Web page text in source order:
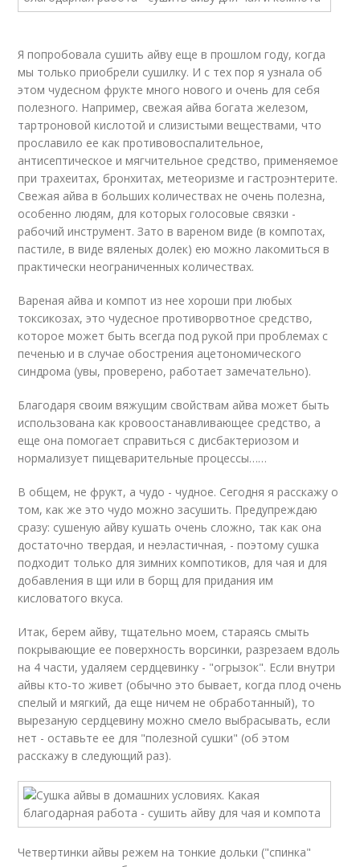
Я попробовала сушить айву еще в прошлом году, когда
мы только приобрели сушилку. И с тех пор я узнала об
этом чудесном фрукте много нового и очень для себя
полезного. Например, свежая айва богата железом,
тартроновой кислотой и слизистыми веществами, что
прославило ее как противовоспалительное,
антисептическое и мягчительное средство, применяемое
при трахеитах, бронхитах, метеоризме и гастроэнтерите.
Свежая айва в больших количествах не очень полезна,
особенно людям, для которых голосовые связки -
рабочий инструмент. Зато в вареном виде (в компотах,
пастиле, в виде вяленых долек) ею можно лакомиться в
практически неограниченных количествах.
Вареная айва и компот из нее хороши при любых
токсикозах, это чудесное противорвотное средство,
которое может быть всегда под рукой при проблемах с
печенью и в случае обострения ацетономического
синдрома (увы, проверено, работает замечательно).
Благодаря своим вяжущим свойствам айва может быть
использована как кровоостанавливающее средство, а
еще она помогает справиться с дисбактериозом и
нормализует пищеварительные процессы……
В общем, не фрукт, а чудо - чудное. Сегодня я расскажу о
том, как же это чудо можно засушить. Предупреждаю
сразу: сушеную айву кушать очень сложно, так как она
достаточно твердая, и неэластичная, - поэтому сушка
подходит только для зимних компотиков, для чая и для
добавления в щи или в борщ для придания им
кисловатого вкуса.
Итак, берем айву, тщательно моем, стараясь смыть
покрывающие ее поверхность ворсинки, разрезаем вдоль
на 4 части, удаляем сердцевинку - "огрызок". Если внутри
айвы кто-то живет (обычно это бывает, когда плод очень
спелый и мягкий, да еще ничем не обработанный), то
вырезаную сердцевину можно смело выбрасывать, если
нет - оставьте ее для "полезной сушки" (об этом
расскажу в следующий раз).
Четвертинки айвы режем на тонкие дольки ("спинка"